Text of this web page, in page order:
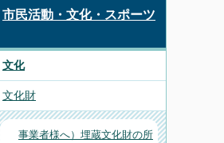
市民活動・文化・スポーツ
文化
文化財
事業者様へ）埋蔵文化財の所